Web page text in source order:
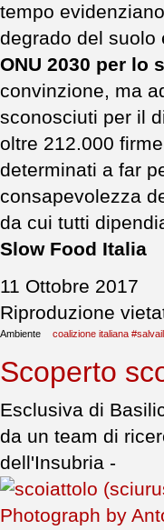
tempo
degrado del suolo
ONU 2030 per lo
convinzione, ma
sconosciuti per il
oltre 212.000
determinati a far
consapevolezza
da cui tutti
Slow Food Italia
11 Ottobre 2017
Riproduzione
Ambiente coalizione italiana
Scoperto
Esclusiva di
da un team di
dell'Insubria -